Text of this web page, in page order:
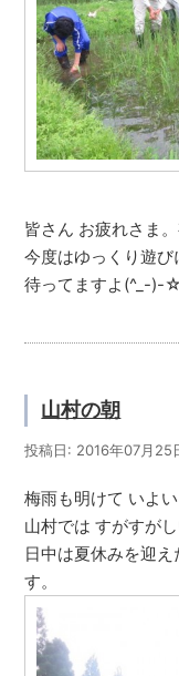
皆さん お疲れさま
今度はゆっくり遊び
待ってますよ(^_-)-☆
山村の朝
投稿日: 2016年07月
梅雨も明けて いよ
山村では すがすが
日中は夏休みを迎
す。